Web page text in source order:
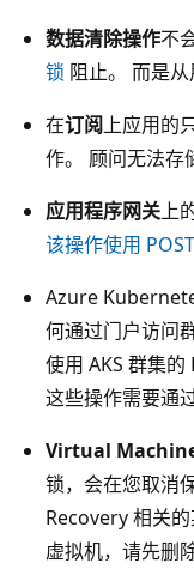
数据清除操作不
锁 阻止。 而是
在订阅上应用的
作。 顾问无法存
应用程序网关上
该操作使用
Azure
何通过门户访问
使用 AKS 群集
这些操作需要通
Virtual
锁，会在您取消
Recovery 相关
虚拟机，请先删